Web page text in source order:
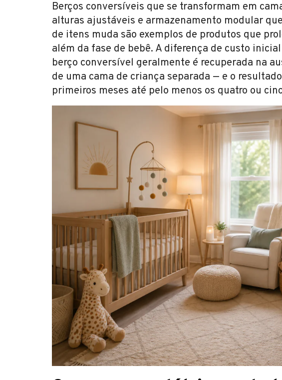
Berços conversíveis que se transformam em
alturas ajustáveis e armazenamento modular
de itens muda são exemplos de produtos que
além da fase de bebê. A diferença de custo
berço conversível geralmente é recuperada na
de uma cama de criança separada — e o
primeiros meses até pelo menos os quatro ou